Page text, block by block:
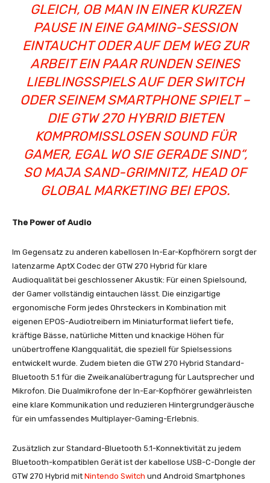
GLEICH, OB MAN IN EINER KURZEN
PAUSE IN EINE GAMING-SESSION
EINTAUCHT ODER AUF DEM WEG ZUR
ARBEIT EIN PAAR RUNDEN SEINES
LIEBLINGSSPIELS AUF DER SWITCH
ODER SEINEMSMARTPHONESPIELT –
DIE GTW 270 HYBRID BIETEN
KOMPROMISSLOSEN SOUND FÜR
GAMER, EGAL WO SIE GERADE SIND“,
SO MAJA SAND-GRIMNITZ, HEAD OF
GLOBAL MARKETING BEI EPOS.
The Power of Audio
Im Gegensatz zu anderen kabellosen In-Ear-Kopfhörern sorgt der
latenzarme AptX Codec der GTW 270 Hybrid für klare
Audioqualität bei geschlossener Akustik: Für einen Spielsound,
der Gamer vollständig eintauchen lässt. Die einzigartige
ergonomische Form jedes Ohrsteckers in Kombination mit
eigenen EPOS-Audiotreibern im Miniaturformat liefert tiefe,
kräftige Bässe, natürliche Mitten und knackige Höhen für
unübertroffene Klangqualität, die speziell für Spielsessions
entwickelt wurde. Zudem bieten die GTW 270 Hybrid Standard-
Bluetooth 5.1 für die Zweikanalübertragung für Lautsprecher und
Mikrofon. Die Dualmikrofone der In-Ear-Kopfhörer gewährleisten
eine klare Kommunikation und reduzieren Hintergrundgeräusche
für ein umfassendes Multiplayer-Gaming-Erlebnis.
Zusätzlich zur Standard-Bluetooth 5.1-Konnektivität zu jedem
Bluetooth-kompatiblen Gerät ist der kabellose USB-C-Dongle der
GTW 270 Hybrid mit Nintendo Switch und Android Smartphones